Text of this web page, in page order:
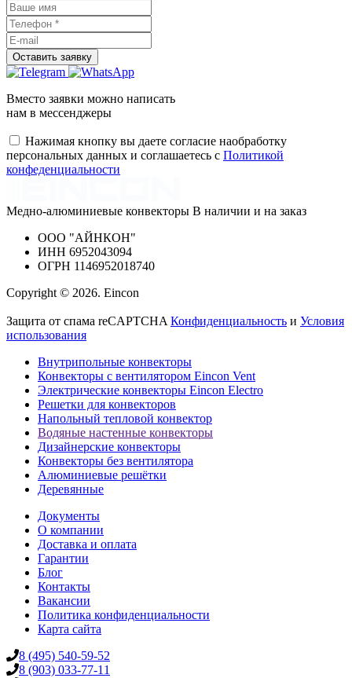
Вместо заявки можно написать
нам в мессенджеры
Нажимая кнопку вы даете согласие наобработку
персональных данных и соглашаетесь с Политикой
конфеденциальности
Медно-алюминиевые конвекторы В наличии и на заказ
ООО "АЙНКОН"
ИНН 6952043094
ОГРН 1146952018740
Copyright © 2026. Eincon
Защита от спама reCAPTCHAКонфиденциальность и Условия
использования
Внутрипольные конвекторы
Конвекторы с вентилятором Eincon Vent
Электрические конвекторы Eincon Electro
Решетки для конвекторов
Напольный тепловой конвектор
Водяные настенные конвекторы
Дизайнерские конвекторы
Конвекторы без вентилятора
Алюминиевые решётки
Деревянные
Документы
О компании
Доставка и оплата
Гарантии
Блог
Контакты
Вакансии
Политика конфиденциальности
Карта сайта
8 (495) 540-59-52
8 (903) 033-77-11